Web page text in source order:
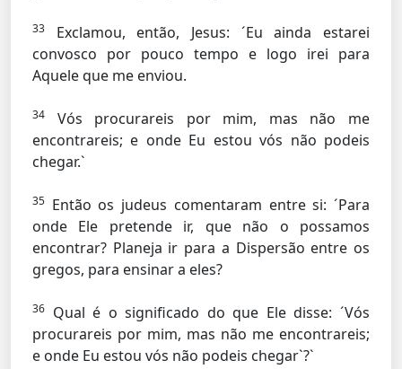
33
Exclamou, então, Jesus: ´Eu ainda estarei
convosco por pouco tempo e logo irei para
Aquele que me enviou.
34
Vós procurareis por mim, mas não me
encontrareis; e onde Eu estou vós não podeis
chegar.`
35 Então os judeus comentaram entre si: ´Para
onde Ele pretende ir, que não o possamos
encontrar? Planeja ir para a Dispersão entre os
gregos, para ensinar a eles?
36 Qual é o significado do que Ele disse: ´Vós
procurareis por mim, mas não me encontrareis;
e onde Eu estou vós não podeis chegar`?`